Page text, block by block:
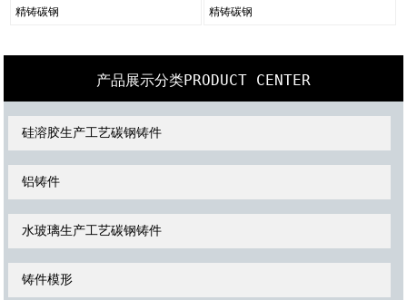
精铸碳钢 精铸碳钢
产品展示分类PRODUCT CENTER
硅溶胶生产工艺碳钢铸件
铝铸件
水玻璃生产工艺碳钢铸件
铸件模形